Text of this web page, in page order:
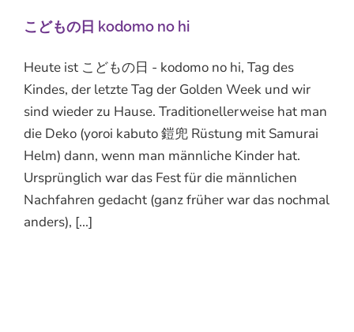
こどもの日 kodomo no hi
Heute ist こどもの日 - kodomo no hi, Tag des
Kindes, der letzte Tag der Golden Week und wir
sind wieder zu Hause. Traditionellerweise hat man
die Deko (yoroi kabuto 鎧兜 Rüstung mit Samurai
Helm) dann, wenn man männliche Kinder hat.
Ursprünglich war das Fest für die männlichen
Nachfahren gedacht (ganz früher war das nochmal
anders), [...]